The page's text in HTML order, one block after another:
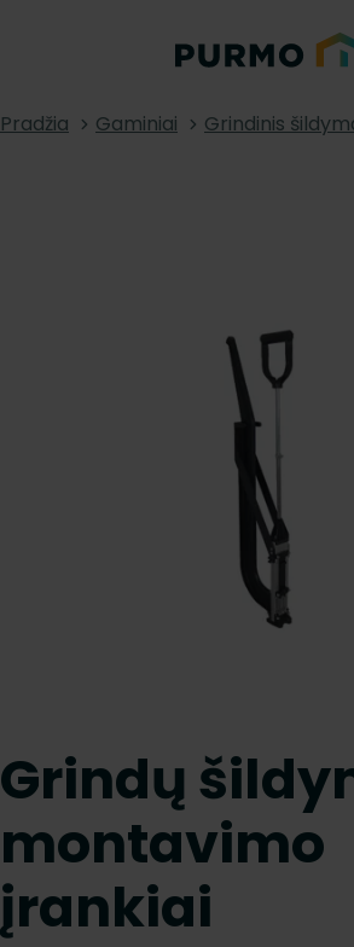
Pradžia Gaminiai Grindinis
Grindų
montavimo
įrankiai